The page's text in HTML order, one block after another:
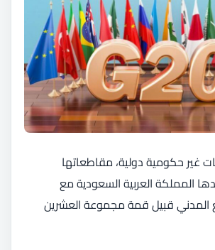
غير حكومية دولية، مقاطعاتها
المملكة العربية السعودية مع
قبيل قمة مجموعة العشرين